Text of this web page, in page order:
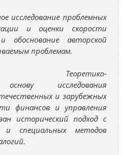
исследование проблемных
и оценки скорости
обоснование авторской
проблемам.
Теоретико-
основу исследования
и зарубежных
финансов и управления
исторический подход с
и специальных методов